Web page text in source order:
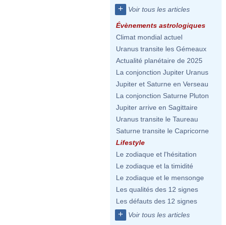
+ Voir tous les articles
Évènements astrologiques
Climat mondial actuel
Uranus transite les Gémeaux
Actualité planétaire de 2025
La conjonction Jupiter Uranus
Jupiter et Saturne en Verseau
La conjonction Saturne Pluton
Jupiter arrive en Sagittaire
Uranus transite le Taureau
Saturne transite le Capricorne
Lifestyle
Le zodiaque et l'hésitation
Le zodiaque et la timidité
Le zodiaque et le mensonge
Les qualités des 12 signes
Les défauts des 12 signes
+ Voir tous les articles